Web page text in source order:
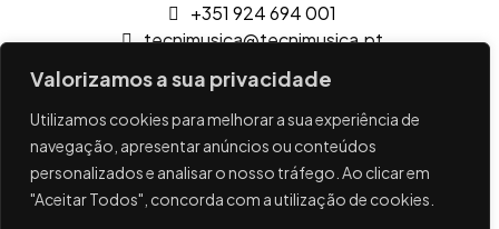
Valorizamos a sua privacidade
Utilizamos cookies para melhorar a sua experiência de
navegação, apresentar anúncios ou conteúdos
personalizados e analisar o nosso tráfego. Ao clicar em
"Aceitar Todos", concorda com a utilização de cookies.
+351 924 694 001
tecnimusica@tecnimusica.pt
lojaonline@tecnimusica.pt
Copyright © 2026 – Todos os direitos reservados a
Técnimusica.
Developed with ❤️ bywww.codigofonte.pt